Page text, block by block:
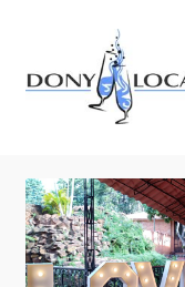
para
navegação
para
o
Cadastro de Clientes
Carrinho